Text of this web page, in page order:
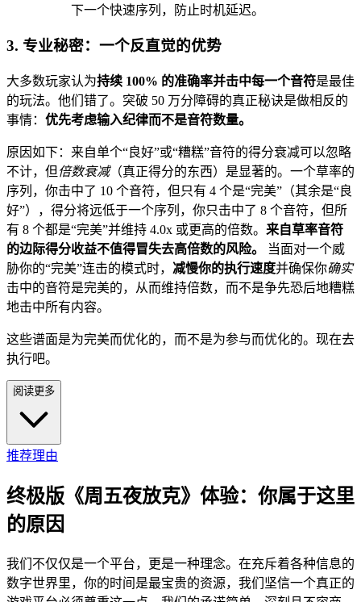
下一个快速序列，防止时机延迟。
3. 专业秘密：一个反直觉的优势
大多数玩家认为持续 100% 的准确率并击中每一个音符是最佳
的玩法。他们错了。突破 50 万分障碍的真正秘诀是做相反的
事情： 优先考虑输入纪律而不是音符数量。
原因如下：来自单个“良好”或“糟糕”音符的得分衰减可以忽略
不计，但倍数衰减（真正得分的东西）是显著的。一个草率的
序列，你击中了 10 个音符，但只有 4 个是“完美”（其余是“良
好”），得分将远低于一个序列，你只击中了 8 个音符，但所
有 8 个都是“完美”并维持 4.0x 或更高的倍数。 来自草率音符
的边际得分收益不值得冒失去高倍数的风险。
当面对一个威
胁你的“完美”连击的模式时， 减慢你的执行速度并确保你确实
击中的音符是完美的，从而维持倍数，而不是争先恐后地糟糕
地击中所有内容。
这些谱面是为完美而优化的，而不是为参与而优化的。现在去
执行吧。
阅读更多
推荐理由
终极版《周五夜放克》体验：你属于这里
的原因
我们不仅仅是一个平台，更是一种理念。在充斥着各种信息的
数字世界里，你的时间是最宝贵的资源，我们坚信一个真正的